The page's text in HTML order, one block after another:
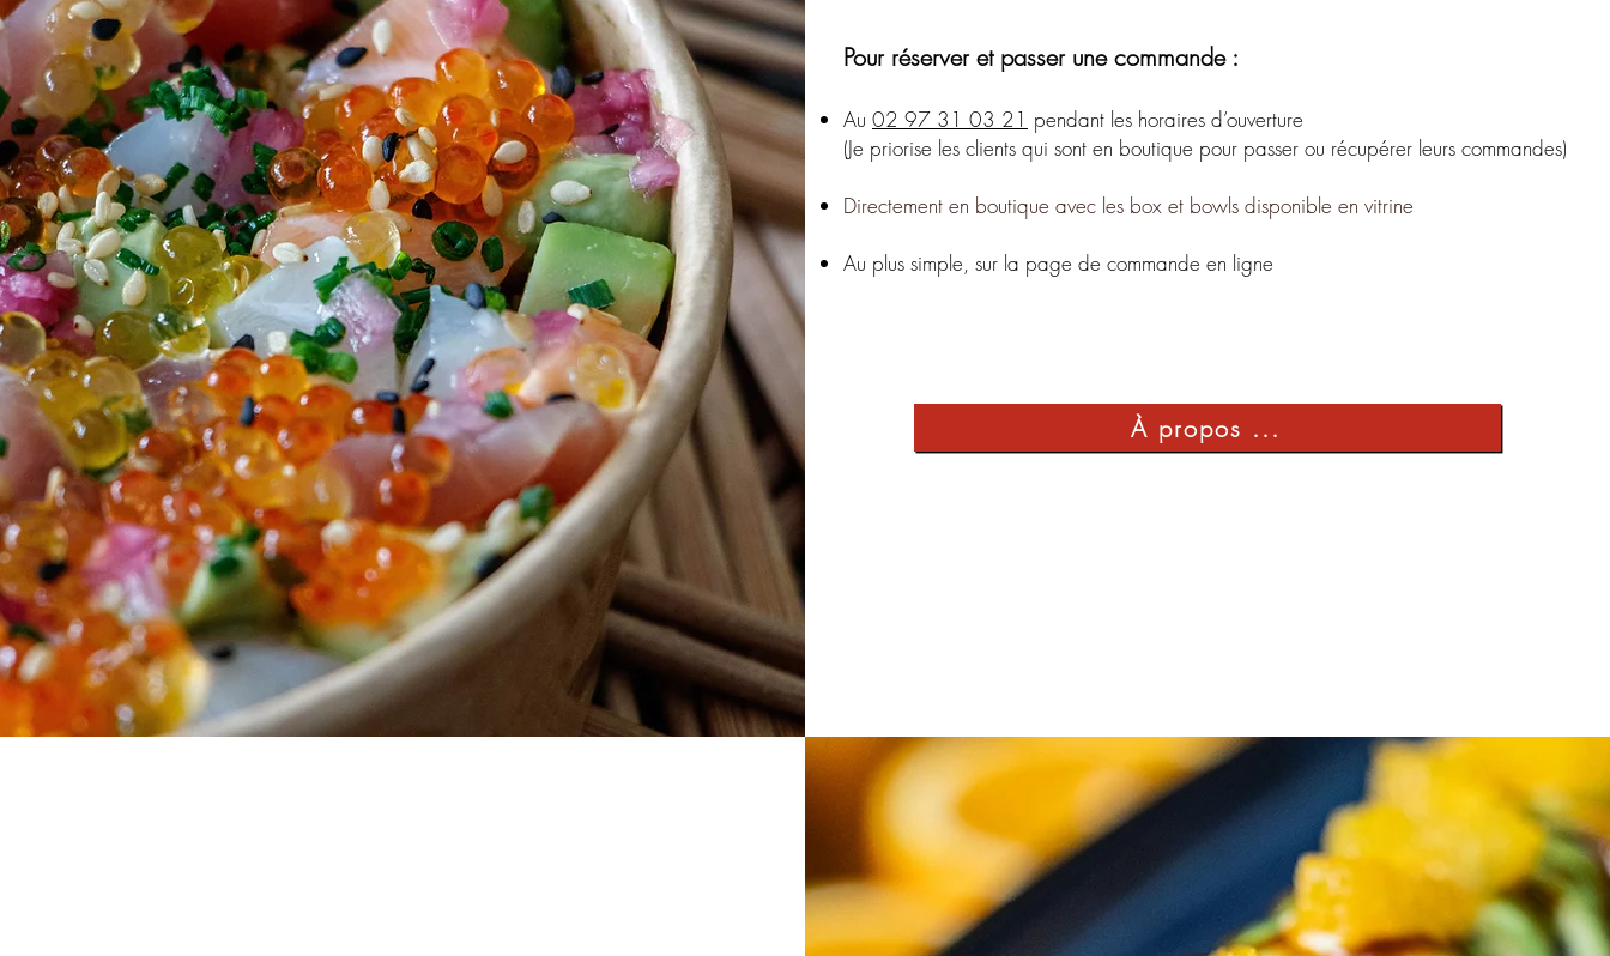
Pour réserver et passer une commande :
Au 02 97 31 03 21 pendant les horaires d’ouverture
(Je priorise les clients qui sont en boutique pour passer ou récupérer leurs commandes)
Directement en boutique avec les box et bowls disponible en vitrine
Au plus simple, sur la page de commande en ligne
À propos ...